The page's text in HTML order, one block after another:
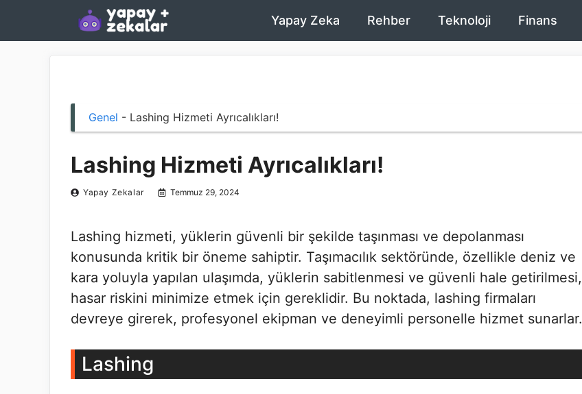
Yapay Zeka Rehber Teknoloji Finans
Genel - Lashing Hizmeti Ayrıcalıkları!
Lashing Hizmeti Ayrıcalıkları!
Yapay Zekalar Temmuz 29, 2024
Lashing hizmeti, yüklerin güvenli bir şekilde taşınması ve depolanması
konusunda kritik bir öneme sahiptir. Taşımacılık sektöründe, özellikle deniz ve
kara yoluyla yapılan ulaşımda, yüklerin sabitlenmesi ve güvenli hale getirilmesi,
hasar riskini minimize etmek için gereklidir. Bu noktada, lashing firmaları
devreye girerek, profesyonel ekipman ve deneyimli personelle hizmet sunarlar.
Lashing